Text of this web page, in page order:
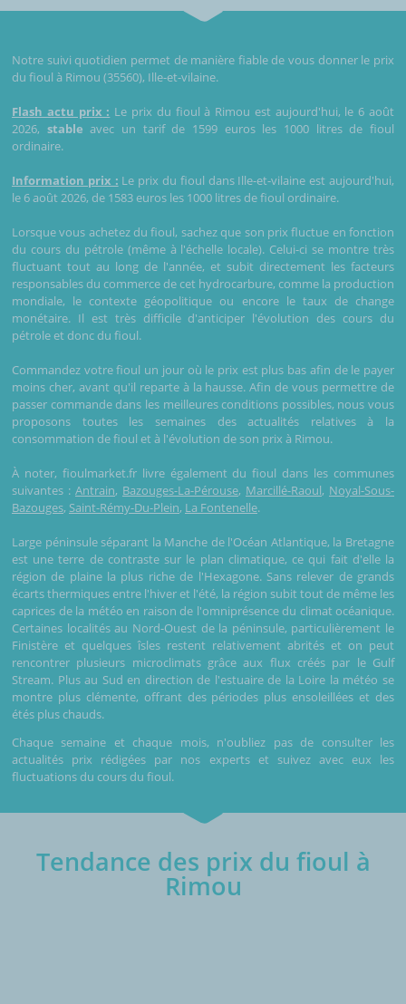
Notre suivi quotidien permet de manière fiable de vous donner le prix
du fioul à Rimou (35560), Ille-et-vilaine.
Flash actu prix : Le prix du fioul à Rimou est aujourd'hui, le 6 août
2026, stable avec un tarif de 1599 euros les 1000 litres de fioul
ordinaire.
Information prix : Le prix du fioul dans Ille-et-vilaine est aujourd'hui,
le 6 août 2026, de 1583 euros les 1000 litres de fioul ordinaire.
Lorsque vous achetez du fioul, sachez que son prix fluctue en fonction
du cours du pétrole (même à l'échelle locale). Celui-ci se montre très
fluctuant tout au long de l'année, et subit directement les facteurs
responsables du commerce de cet hydrocarbure, comme la production
mondiale, le contexte géopolitique ou encore le taux de change
monétaire. Il est très difficile d'anticiper l'évolution des cours du
pétrole et donc du fioul.
Commandez votre fioul un jour où le prix est plus bas afin de le payer
moins cher, avant qu'il reparte à la hausse. Afin de vous permettre de
passer commande dans les meilleures conditions possibles, nous vous
proposons toutes les semaines des actualités relatives à la
consommation de fioul et à l'évolution de son prix à Rimou.
À noter, fioulmarket.fr livre également du fioul dans les communes
suivantes : Antrain, Bazouges-La-Pérouse, Marcillé-Raoul, Noyal-Sous-
Bazouges, Saint-Rémy-Du-Plein, La Fontenelle.
Large péninsule séparant la Manche de l'Océan Atlantique, la Bretagne
est une terre de contraste sur le plan climatique, ce qui fait d'elle la
région de plaine la plus riche de l'Hexagone. Sans relever de grands
écarts thermiques entre l'hiver et l'été, la région subit tout de même les
caprices de la météo en raison de l'omniprésence du climat océanique.
Certaines localités au Nord-Ouest de la péninsule, particulièrement le
Finistère et quelques îsles restent relativement abrités et on peut
rencontrer plusieurs microclimats grâce aux flux créés par le Gulf
Stream. Plus au Sud en direction de l'estuaire de la Loire la météo se
montre plus clémente, offrant des périodes plus ensoleillées et des
étés plus chauds.
Chaque semaine et chaque mois, n'oubliez pas de consulter les
actualités prix rédigées par nos experts et suivez avec eux les
fluctuations du cours du fioul.
Tendance des prix du fioul à
Rimou